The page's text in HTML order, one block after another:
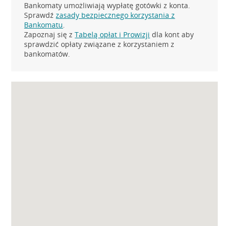
Bankomaty umożliwiają wypłatę gotówki z konta.
Sprawdźzasady bezpiecznego korzystania z
Bankomatu.
Zapoznaj się zTabelą opłat i Prowizji dla kont aby
sprawdzić opłaty związane z korzystaniem z
bankomatów.